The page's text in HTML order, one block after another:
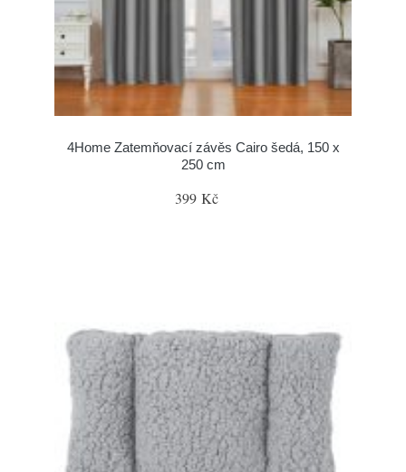
4Home Zatemňovací závěs Cairo šedá, 150 x
250 cm
399 Kč